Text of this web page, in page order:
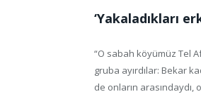
‘Yakaladıkları
“O sabah köyümüz Tel
gruba ayırdılar: Bekar
de onların